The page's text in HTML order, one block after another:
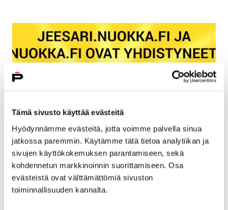
Tämä sivusto käyttää evästeitä
Hyödynnämme evästeitä, jotta voimme palvella sinua
jatkossa paremmin. Käytämme tätä tietoa analytiikan ja
sivujen käyttökokemuksen parantamiseen, sekä
kohdennetun markkinoinnin suorittamiseen. Osa
evästeistä ovat välttämättömiä sivuston
toiminnallisuuden kannalta.
Jeesari.nuokka.fi ja Nuokka.fi -sivut ovat
yhdistyneet ja Nuokkakarhu täyttää neljä
vuotta